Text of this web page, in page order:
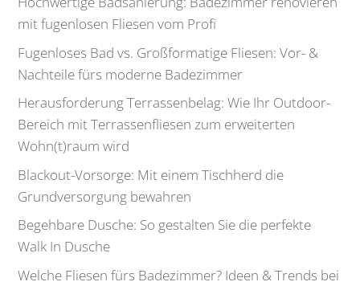
mit fugenlosen Fliesen vom Profi
Fugenloses Bad vs. Großformatige Fliesen: Vor- &
Nachteile fürs moderne Badezimmer
Herausforderung Terrassenbelag: Wie Ihr Outdoor-
Bereich mit Terrassenfliesen zum erweiterten
Wohn(t)raum wird
Blackout-Vorsorge: Mit einem Tischherd die
Grundversorgung bewahren
Begehbare Dusche: So gestalten Sie die perfekte
Walk In Dusche
Welche Fliesen fürs Badezimmer? Ideen & Trends bei